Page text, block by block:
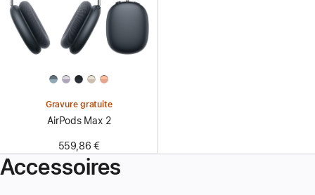
Gravure gratuite
AirPods Max 2
559,86 €
Accessoires